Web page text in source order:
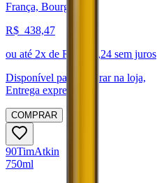
França, Bourgogne
R$ 438,47
ou até 2x de R$ 219,24 sem juros
Disponível para:
Retirar na loja,
Entrega expressa
COMPRAR
90TimAtkin
750ml